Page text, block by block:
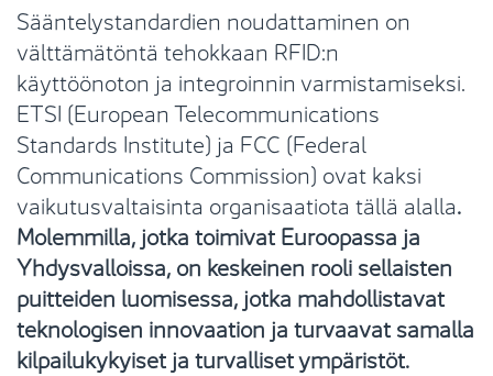
Sääntelystandardien noudattaminen on
välttämätöntä tehokkaan RFID:n
käyttöönoton ja integroinnin varmistamiseksi.
ETSI (European Telecommunications
Standards Institute) ja FCC (Federal
Communications Commission) ovat kaksi
vaikutusvaltaisinta organisaatiota tällä alalla.
Molemmilla, jotka toimivat Euroopassa ja
Yhdysvalloissa, on keskeinen rooli sellaisten
puitteiden luomisessa, jotka mahdollistavat
teknologisen innovaation ja turvaavat samalla
kilpailukykyiset ja turvalliset ympäristöt.